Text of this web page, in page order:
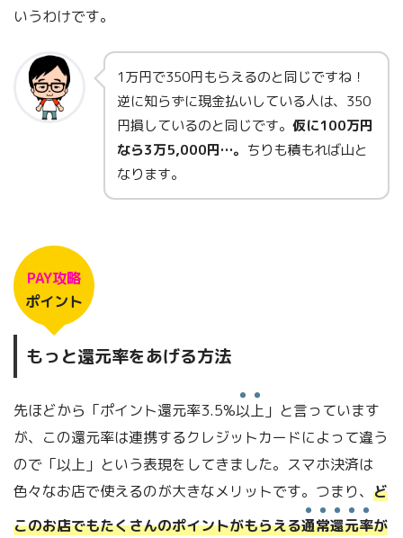
いうわけです。
1万円で350円もらえるのと同じですね！
逆に知らずに現金払いしている人は、350
円損しているのと同じです。 仮に100万円
なら3万5,000円…。 ちりも積もれば山と
なります。
PAY攻略
ポイント
もっと還元率をあげる方法
先ほどから「ポイント還元率3.5%以上 」と言っています
が、この還元率は連携するクレジットカードによって違う
ので「以上」という表現をしてきました。スマホ決済は
色々なお店で使えるのが大きなメリットです。つまり、 ど
このお店でもたくさんのポイントがもらえる通常還元率が